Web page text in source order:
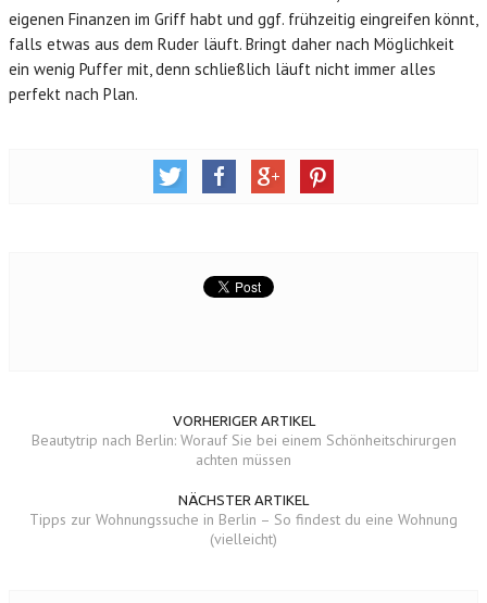
eigenen Finanzen im Griff habt und ggf. frühzeitig eingreifen könnt,
falls etwas aus dem Ruder läuft. Bringt daher nach Möglichkeit
ein wenig Puffer mit, denn schließlich läuft nicht immer alles
perfekt nach Plan.
VORHERIGER ARTIKEL
Beautytrip nach Berlin: Worauf Sie bei einem Schönheitschirurgen
achten müssen
NÄCHSTER ARTIKEL
Tipps zur Wohnungssuche in Berlin – So findest du eine Wohnung
(vielleicht)